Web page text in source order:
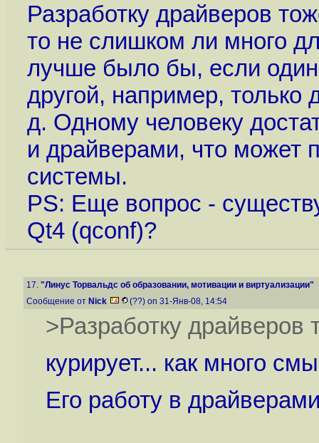
Разработку драйверов
то не слишком ли много
лучше было бы, если
другой, например,
д. Одному человеку
и драйверами, что может
системы.
PS: Еще вопрос -
Qt4 (qconf)?
17. "Линус Торвальдс об образовании, мотивации и виртуализации"
Сообщение от Nick (??) on 31-Янв-08, 14:54
>Разработку драйверов
курирует... как много
Его работу в